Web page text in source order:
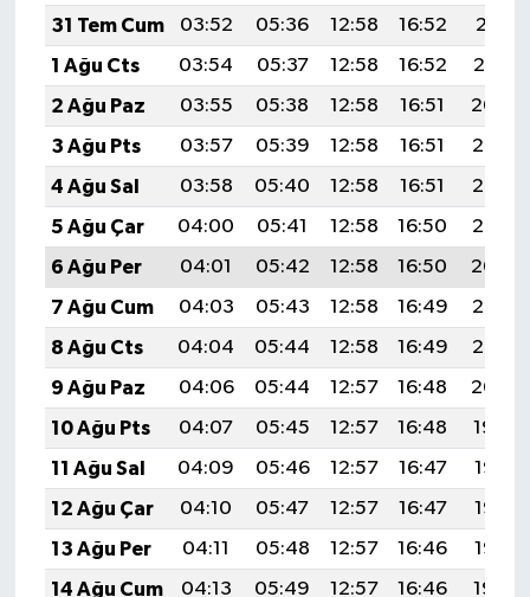
31 Tem Cum
03:52 05:36 12:58 16:52
20:11
1 Ağu Cts
03:54 05:37 12:58 16:52
20:10
2 Ağu Paz
03:55 05:38 12:58 16:51
20:09
3 Ağu Pts
03:57 05:39 12:58 16:51
20:08
4 Ağu Sal
03:58 05:40 12:58 16:51
20:06
5 Ağu Çar
04:00 05:41 12:58 16:50
20:05
6 Ağu Per
04:01 05:42 12:58 16:50
20:04
7 Ağu Cum
04:03 05:43 12:58 16:49
20:03
8 Ağu Cts
04:04 05:44 12:58 16:49
20:02
9 Ağu Paz
04:06 05:44 12:57 16:48
20:00
10 Ağu Pts
04:07 05:45 12:57 16:48
19:59
11 Ağu Sal
04:09 05:46 12:57 16:47
19:58
12 Ağu Çar
04:10 05:47 12:57 16:47
19:57
13 Ağu Per
04:11 05:48 12:57 16:46
19:55
14 Ağu Cum
04:13 05:49 12:57 16:46
19:54